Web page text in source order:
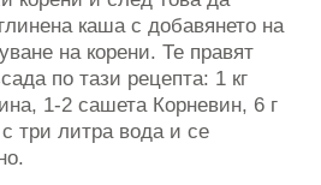
каша с добавянето на
на корени. Те правят
по тази рецепта: 1 кг
1-2 сашета Корневин, 6 г
три литра вода и се